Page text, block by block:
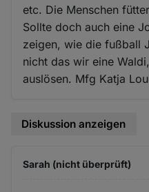
etc. Die Menschen
Sollte doch auch eine
zeigen, wie die fußball
nicht das wir eine
auslösen. Mfg Katja
Diskussion anzeigen
Sarah (nicht überprüft)